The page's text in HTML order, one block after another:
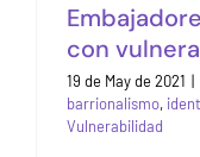
con
19 de May de 2021 |
barrionalismo,
Vulnerabilidad